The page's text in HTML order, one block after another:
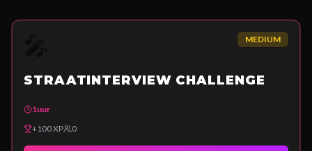
MEDIUM
STRAATINTERVIEW CHALLENGE
1uur
+100XP 0